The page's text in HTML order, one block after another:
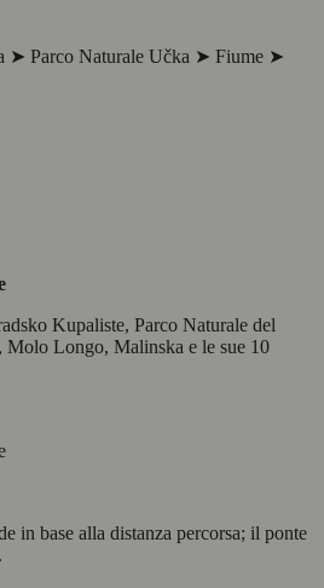
➤ Parco Naturale Učka ➤ Fiume ➤
Kupaliste, Parco Naturale del
Molo Longo, Malinska e le sue 10
in base alla distanza percorsa; il ponte